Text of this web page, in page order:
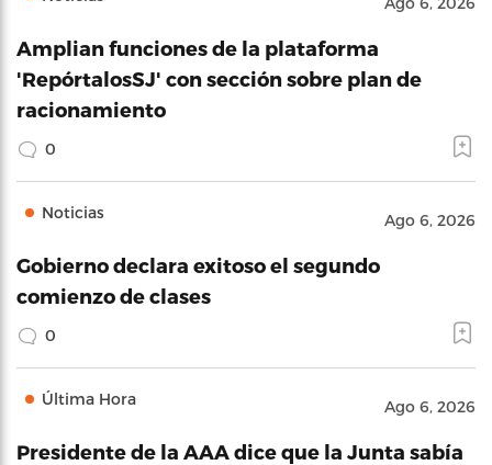
Amplian funciones de la plataforma
'RepórtalosSJ' con sección sobre plan de
racionamiento
0
Noticias Ago 6, 2026
Gobierno declara exitoso el segundo
comienzo de clases
0
Última Hora Ago 6, 2026
Presidente de la AAA dice que la Junta sabía